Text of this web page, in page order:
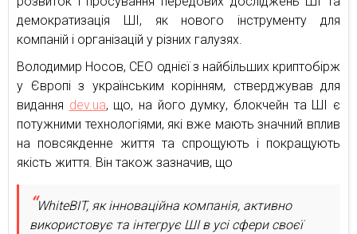
демократизація ШІ, як нового інструменту для
компаній і організацій у різних галузях.
Володимир Носов, СЕО однієї з найбільших криптобірж
у Європі з українським корінням, стверджував для
видання dev.ua, що, на його думку, блокчейн та ШІ є
потужними технологіями, які вже мають значний вплив
на повсякденне життя та спрощують і покращують
якість життя. Він також зазначив, що
WhiteBIT, як інноваційна компанія, активно
використовує та інтегрує ШІ в усі сфери своєї